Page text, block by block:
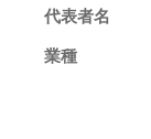
代表者名
業種